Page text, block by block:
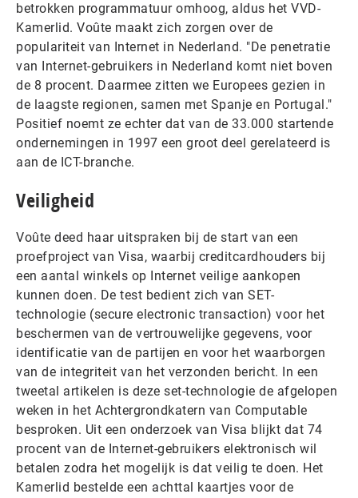
betrokken programmatuur omhoog, aldus het VVD-
Kamerlid. Voûte maakt zich zorgen over de
populariteit van Internet in Nederland. "De penetratie
van Internet-gebruikers in Nederland komt niet boven
de 8 procent. Daarmee zitten we Europees gezien in
de laagste regionen, samen met Spanje en Portugal."
Positief noemt ze echter dat van de 33.000 startende
ondernemingen in 1997 een groot deel gerelateerd is
aan de ICT-branche.
Veiligheid
Voûte deed haar uitspraken bij de start van een
proefproject van Visa, waarbij creditcardhouders bij
een aantal winkels op Internet veilige aankopen
kunnen doen. De test bedient zich van SET-
technologie (secure electronic transaction) voor het
beschermen van de vertrouwelijke gegevens, voor
identificatie van de partijen en voor het waarborgen
van de integriteit van het verzonden bericht. In een
tweetal artikelen is deze set-technologie de afgelopen
weken in het Achtergrondkatern van Computable
besproken. Uit een onderzoek van Visa blijkt dat 74
procent van de Internet-gebruikers elektronisch wil
betalen zodra het mogelijk is dat veilig te doen. Het
Kamerlid bestelde een achttal kaartjes voor de